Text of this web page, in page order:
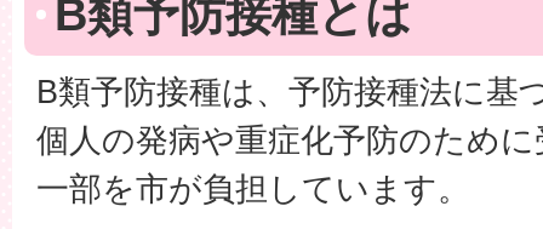
B類予防接種とは
B類予防接種は、予防接種法に基
個人の発病や重症化予防のため
一部を市が負担しています。